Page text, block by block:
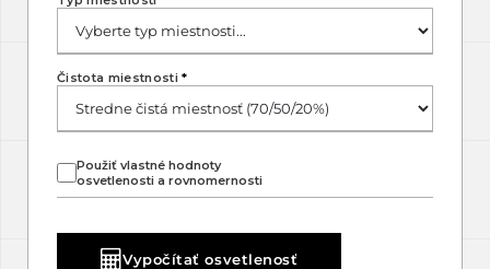
Použiť vlastné hodnoty
osvetlenosti a rovnomernosti
Čistota miestnosti*
Vypočítať osvetlenosť